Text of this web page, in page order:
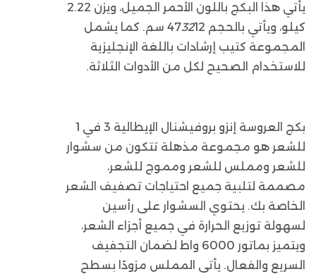
يأتي هذا البكج باللون الأحمر الجميل، ويزن 2.22
كيلو، ويأتي بالحجم 47
32
12 سم. كما يشمل
المجموعة كتيب إرشادات باللغة الإنجليزية
للاستخدام الصحيح لكل من الأدوات الثلاثة.
بكج العروسة إنزو بروفيشنال الإيطالية 3 في 1
للشعر هو مجموعة مذهلة تتكون من سشوار
للشعر ومملس للشعر ومموج للشعر،
مصممة لتلبية جميع احتياجات تصفيف الشعر
الخاصة بك. يحتوي السشوار على رأسين
لسهولة توزيع الحرارة في جميع أجزاء الشعر،
ويتميز بماتور 6000 واط لضمان التجفيف
السريع والفعال. يأتي المملس مزودًا بسطح